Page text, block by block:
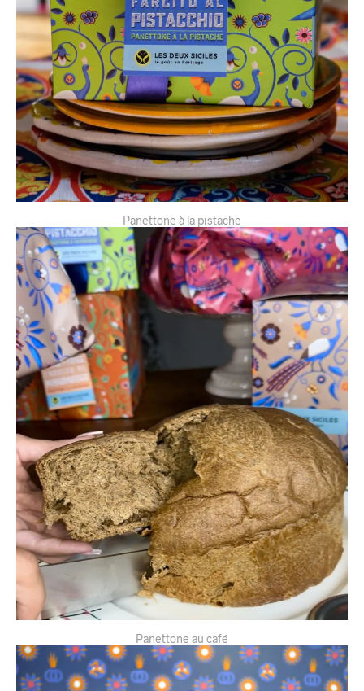
Panettone à la pistache
Panettone au café